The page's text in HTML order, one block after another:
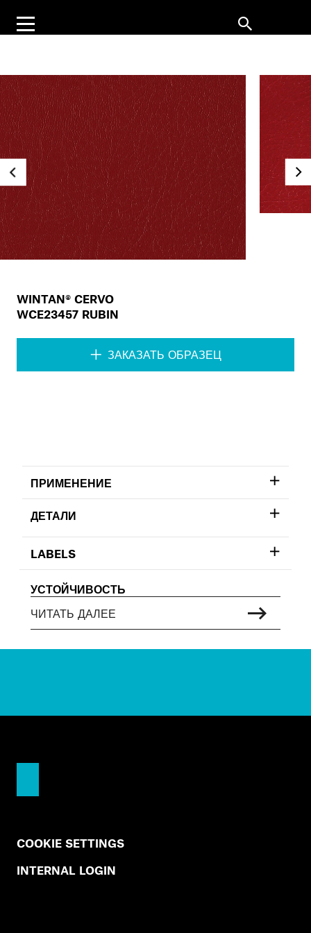
WINTAN® CERVO
WCE23457 RUBIN
ЗАКАЗАТЬ ОБРАЗЕЦ
ПРИМЕНЕНИЕ
ДЕТАЛИ
LABELS
УСТОЙЧИВОСТЬ
ЧИТАТЬ ДАЛЕЕ
COOKIE SETTINGS
INTERNAL LOGIN